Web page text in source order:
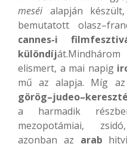
meséi alapján
bemutatott
cannes-i
különdíj
elismert, a mai napig
mű az alapja. Míg
a harmadik
mezopotámiai,
azonban az arab